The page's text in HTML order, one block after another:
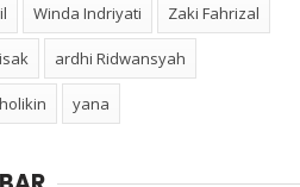
Winda Indriyati Zaki Fahrizal
ardhi Ridwansyah
yana